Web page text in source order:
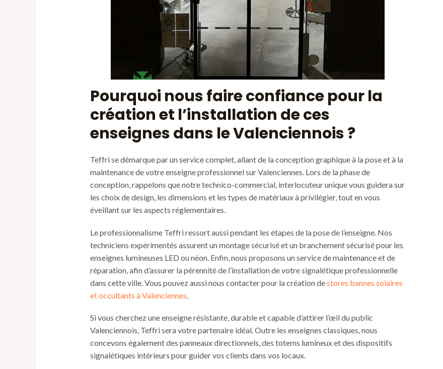
Pourquoi nous faire confiance pour la
création et l’installation de ces
enseignes dans le Valenciennois ?
Teffri se démarque par un service complet, allant de la conception graphique à la pose et à la
maintenance de votre enseigne professionnel sur Valenciennes. Lors de la phase de
conception, rappelons que notre technico-commercial, interlocuteur unique vous guidera sur
les choix de design, les dimensions et les types de matériaux à privilégier, tout en vous
éveillant sur les aspects réglementaires.
Le professionnalisme Teffri ressort aussi pendant les étapes de la pose de l’enseigne. Nos
techniciens expérimentés assurent un montage sécurisé et un branchement sécurisé pour les
enseignes lumineuses LED ou néon. Enfin, nous proposons un service de maintenance et de
réparation, afin d’assurer la pérennité de l’installation de votre signalétique professionnelle
dans cette ville. Vous pouvez aussi nous contacter pour la création destores bannes solaires
et occultants à Valenciennes
Si vous cherchez une enseigne résistante, durable et capable d’attirer l’œil du public
Valenciennois, Teffri sera votre partenaire idéal. Outre les enseignes classiques, nous
concevons également des panneaux directionnels, des totems lumineux et des dispositifs
signalétiques intérieurs pour guider vos clients dans vos locaux.